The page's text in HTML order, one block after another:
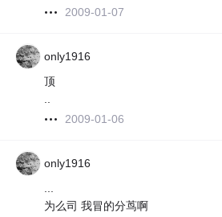
2009-01-07
only1916
顶
..
2009-01-06
only1916
...
为么司 我冒的分茑啊